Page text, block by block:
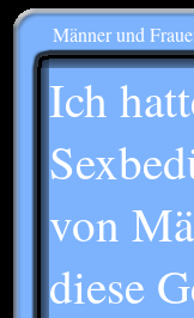
Männer und
Ich
von
diese